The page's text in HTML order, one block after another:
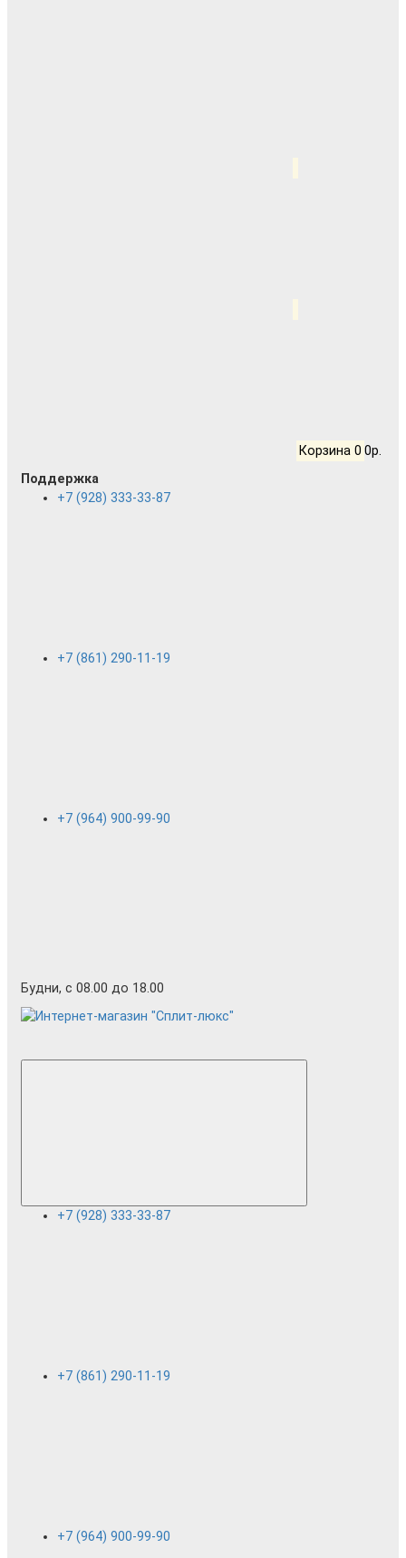
Корзина 0 0р.
Поддержка
+7 (928) 333-33-87
+7 (861) 290-11-19
+7 (964) 900-99-90
Будни, с 08.00 до 18.00
+7 (928) 333-33-87
+7 (861) 290-11-19
+7 (964) 900-99-90